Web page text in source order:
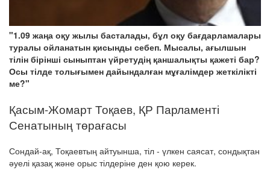
"1.09 жаңа оқу жылы басталады, бұл оқу бағдарламалары
туралы ойланатын қисынды себеп. Мысалы, ағылшын
тілін бірінші сыныптан үйретудің қаншалықты қажеті бар?
Осы тілде толығымен дайындалған мұғалімдер жеткілікті
ме?"
Қасым-Жомарт Тоқаев, ҚР Парламенті
Сенатының төрағасы
Сондай-ақ, Тоқаевтың айтуынша, тіл - үлкен саясат, сондықтан
әуелі қазақ және орыс тілдеріне ден қою керек.